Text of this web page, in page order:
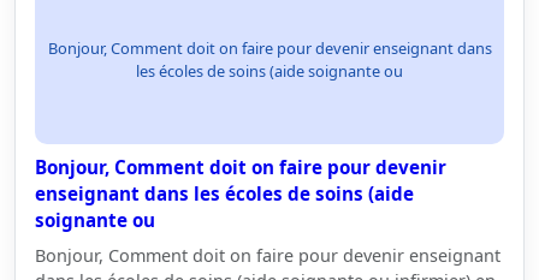
Bonjour, Comment doit on faire pour devenir enseignant dans
les écoles de soins (aide soignante ou
Bonjour, Comment doit on faire pour devenir
enseignant dans les écoles de soins (aide
soignante ou
Bonjour, Comment doit on faire pour devenir enseignant